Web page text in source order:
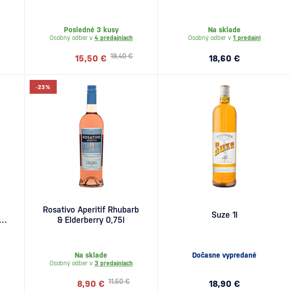
Posledné 3 kusy
Osobný odber v 4 predajniach
19,40 €
15,50 €
Na sklade
Osobný odber v1 predajni
18,60 €
-23%
Rosativo Aperitif Rhubarb
& Elderberry 0,75l
Na sklade
Osobný odber v 3 predajniach
11,50 €
8,90 €
Suze 1l
Dočasne vypredané
18,90 €